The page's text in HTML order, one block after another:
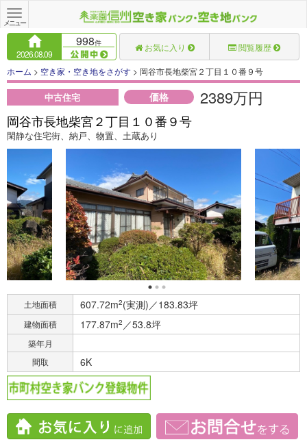
Toggle
navigation
メニュー
2026.08.09
998件 お気に入り 閲覧履歴
ホーム > 空き家・空き地をさがす > 岡谷市長地柴宮２丁目１０番９号
中古住宅 価格 2389万円
岡谷市長地柴宮２丁目１０番９号
閑静な住宅街、納戸、物置、土蔵あり
土地面積 607.72m2(実測)／183.83坪
建物面積 177.87m2 ／53.8坪
築年月
間取
6K